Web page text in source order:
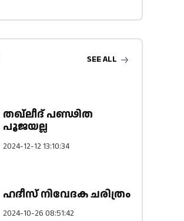
SEE ALL
തഖ്ലീദ് പണ്ഢിത
പൂജയല്ല
2024-12-12 13:10:34
ഹദീസ് നിവേദക ചരിത്രം
2024-10-26 08:51:42